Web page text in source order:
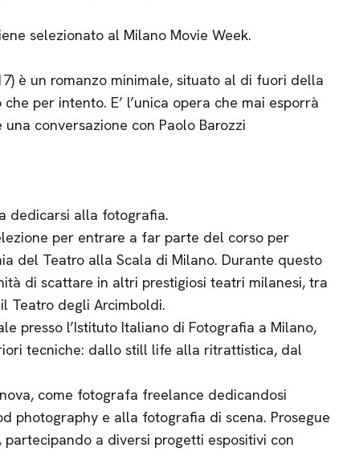
selezionato al Milano Movie Week.
è un romanzo minimale, situato al di fuori della
per intento. E’ l’unica opera che mai esporrà
conversazione con Paolo Barozzi
dedicarsi alla fotografia.
per entrare a far parte del corso per
del Teatro alla Scala di Milano. Durante questo
di scattare in altri prestigiosi teatri milanesi, tra
Teatro degli Arcimboldi.
presso l’Istituto Italiano di Fotografia a Milano,
tecniche: dallo still life alla ritrattistica, dal
come fotografa freelance dedicandosi
photography e alla fotografia di scena. Prosegue
a diversi progetti espositivi con